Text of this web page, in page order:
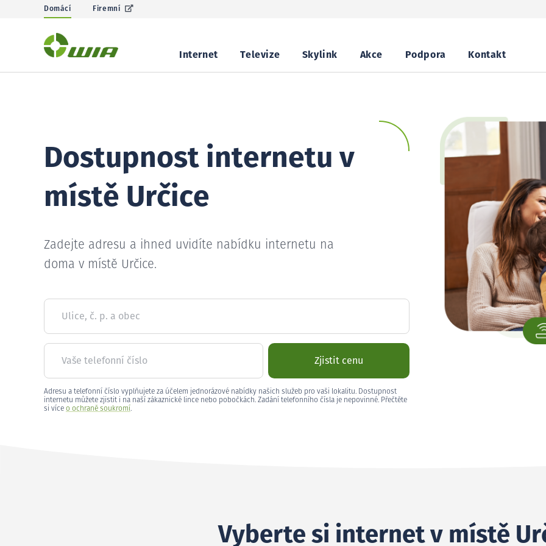
Domácí Firemní
Internet Televize Skylink Akce Podpora Kontakt
Dostupnost internetu v
místě Určice
Zadejte adresu a ihned uvidíte nabídku internetu na
doma v místě Určice.
Ulice, č. p. a obec
Vaše telefonní číslo Zjistit cenu
Adresu a telefonní číslo vyplňujete za účelem jednorázové nabídky našich služeb pro vaši lokalitu. Dostupnost
internetu můžete zjistit i na naší zákaznické lince nebo pobočkách. Zadání telefonního čísla je nepovinné. Přečtěte
si více o ochraně soukromí.
Vyberte si internet v místě